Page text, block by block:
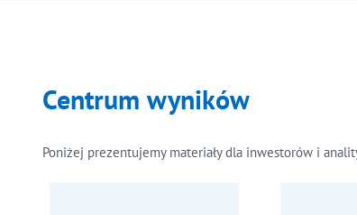
Centrum wyników
Poniżej prezentujemy materiały dla inwestorów i